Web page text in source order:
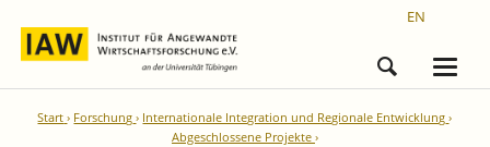
EN
Start Forschung
Internationale Integration und Regionale Entwicklung
Abgeschlossene Projekte